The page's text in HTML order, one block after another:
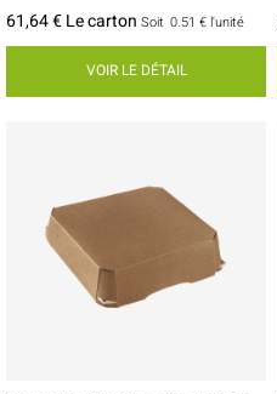
61,64 € Le carton Soit 0.51 € l'unité
VOIR LE DÉTAIL